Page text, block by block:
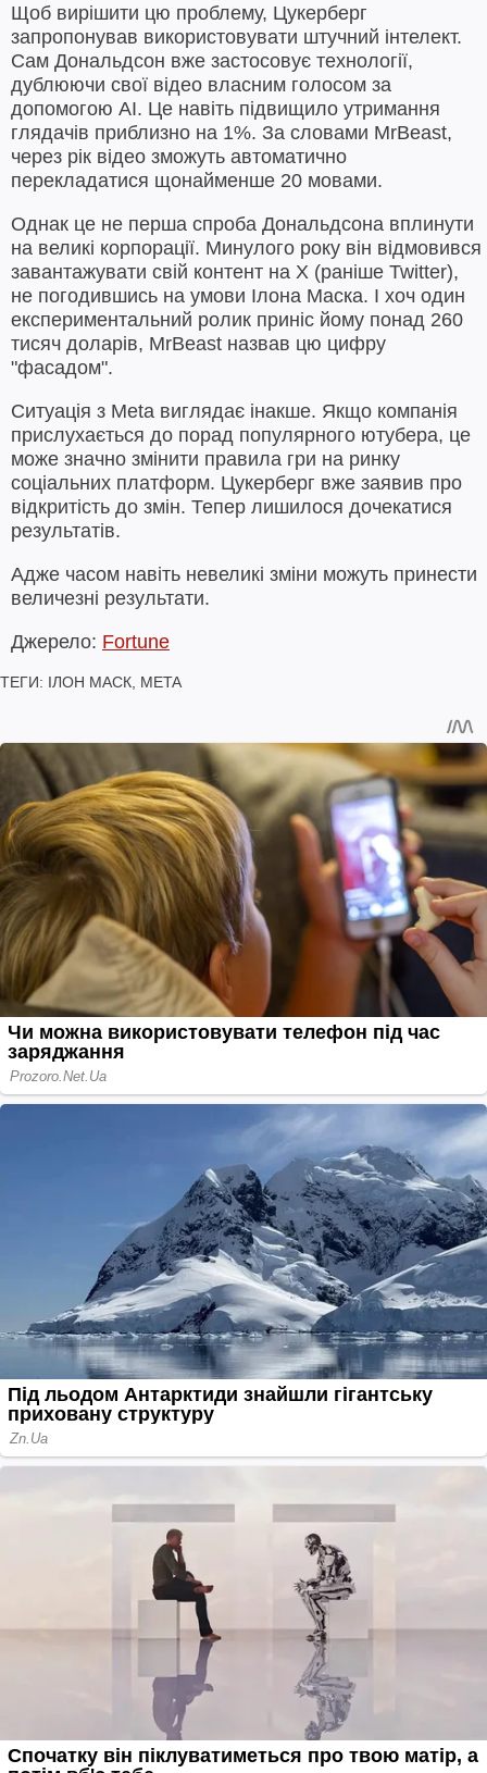
Щоб вирішити цю проблему, Цукерберг
запропонував використовувати штучний інтелект.
Сам Дональдсон вже застосовує технології,
дублюючи свої відео власним голосом за
допомогою AI. Це навіть підвищило утримання
глядачів приблизно на 1%. За словами MrBeast,
через рік відео зможуть автоматично
перекладатися щонайменше 20 мовами.
Однак це не перша спроба Дональдсона вплинути
на великі корпорації. Минулого року він відмовився
завантажувати свій контент на X (раніше Twitter),
не погодившись на умови Ілона Маска. І хоч один
експериментальний ролик приніс йому понад 260
тисяч доларів, MrBeast назвав цю цифру
"фасадом".
Ситуація з Meta виглядає інакше. Якщо компанія
прислухається до порад популярного ютубера, це
може значно змінити правила гри на ринку
соціальних платформ. Цукерберг вже заявив про
відкритість до змін. Тепер лишилося дочекатися
результатів.
Адже часом навіть невеликі зміни можуть принести
величезні результати.
Джерело: Fortune
ТЕГИ: ІЛОН МАСК META